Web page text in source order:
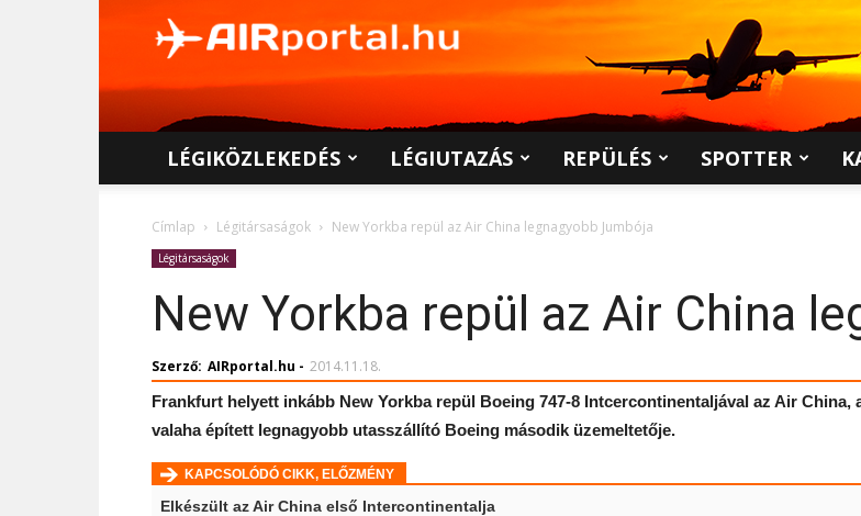
LÉGIKÖZLEKEDÉS LÉGIUTAZÁS REPÜLÉS SPOTTER
Címlap Légitársaságok New Yorkba repül az Air China legnagyobb Jumbója
Légitársaságok
New Yorkba repül az Air China
Szerző: AIRportal.hu - 2014.11.18.
Frankfurt helyett inkább New Yorkba repül Boeing 747-8 Intcercontinentaljával az Air China,
valaha épített legnagyobb utasszállító Boeing második üzemeltetője.
KAPCSOLÓDÓ CIKK, ELŐZMÉNY
Elkészült az Air China első Intercontinentalja